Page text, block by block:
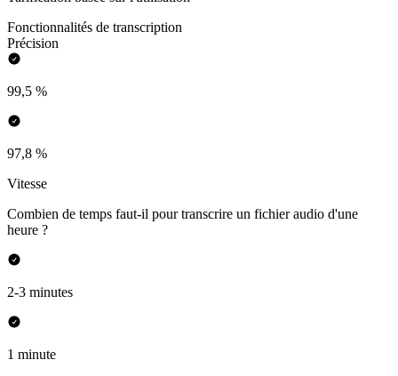
Fonctionnalités de transcription
Précision
99,5 %
97,8 %
Vitesse
Combien de temps faut-il pour transcrire un fichier audio d'une
heure ?
2-3 minutes
1 minute